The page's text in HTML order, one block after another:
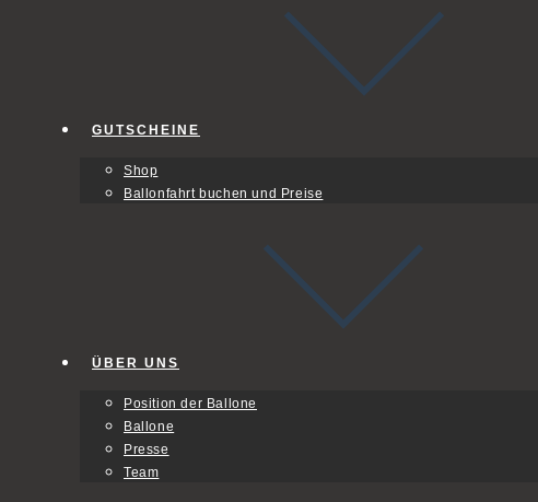
GUTSCHEINE
Shop
Ballonfahrt buchen und Preise
ÜBER UNS
Position der Ballone
Ballone
Presse
Team